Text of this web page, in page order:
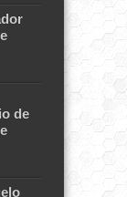
de